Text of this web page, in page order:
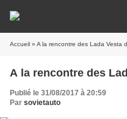
Accueil » A la rencontre des Lada Vesta
A la rencontre des
Publié le 31/08/2017 à 20:59
Par sovietauto